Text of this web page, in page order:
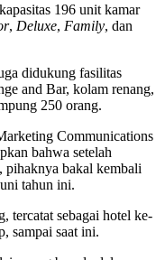
196 unit kamar
, Deluxe, Family, dan
didukung fasilitas
and Bar, kolam renang,
250 orang.
Communications
bahwa setelah
pihaknya bakal kembali
tahun ini.
tercatat sebagai hotel ke-
sampai saat ini.